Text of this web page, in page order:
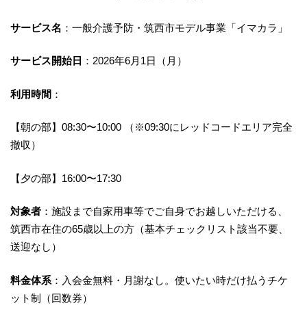
サービス名 ：一般介護予防・筑西市モデル事業「イマカラ」
サービス開始日 ：2026年6月1日（月）
利用時間 ：
【朝の部】08:30〜10:00 （※09:30にレッドコードエリア完全
撤収）
【夕の部】16:00〜17:30
対象者 ：施設まで自家用車等でご自身でお越しいただける、
筑西市在住の65歳以上の方（基本チェックリスト該当不要、
送迎なし）
料金体系 ：入会金無料・月謝なし。使いたい時だけ払うチケ
ット制（回数券）